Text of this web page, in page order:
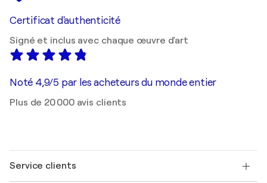
Certificat d'authenticité
Signé et inclus avec chaque œuvre d'art
Noté 4,9/5 par les acheteurs du monde entier
Plus de 20 000 avis clients
Service clients